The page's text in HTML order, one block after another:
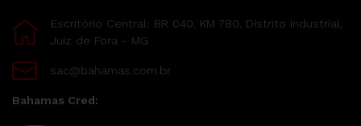
Escritório Central: BR 040, KM 780, Distrito Industrial,
Juiz de Fora - MG
sac@bahamas.com.br
Bahamas Cred: